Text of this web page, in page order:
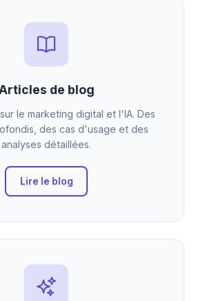
de blog
le marketing digital et l'IA. Des
des cas d'usage et des
analyses détaillées.
Lire le blog